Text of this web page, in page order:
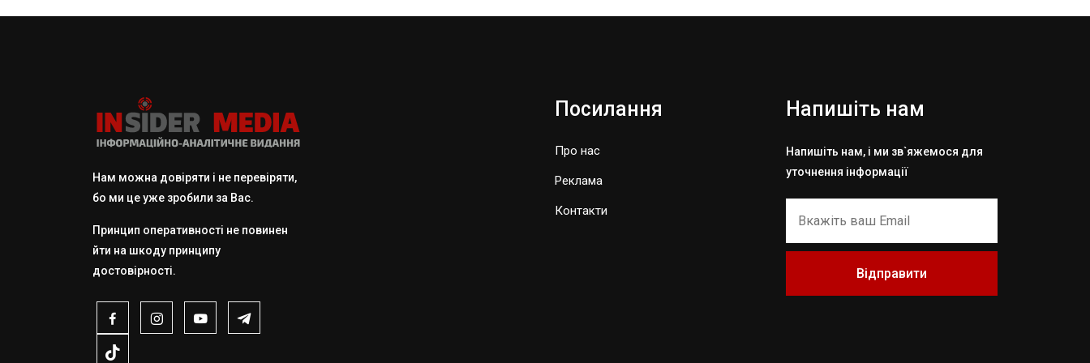
Нам можна довіряти і не перевіряти,
бо ми це уже зробили за Вас.
Принцип оперативності не повинен
йти на шкоду принципу
достовірності.
Посилання
Про нас
Реклама
Контакти
Напишіть нам
Напишіть нам, і ми зв`яжемося для
уточнення інформації
Відправити